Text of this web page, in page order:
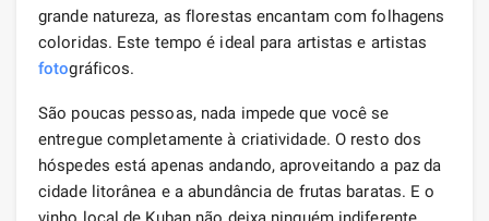
grande natureza, as florestas encantam com folhagens
coloridas. Este tempo é ideal para artistas e artistas
fotográficos.
São poucas pessoas, nada impede que você se
entregue completamente à criatividade. O resto dos
hóspedes está apenas andando, aproveitando a paz da
cidade litorânea e a abundância de frutas baratas. E o